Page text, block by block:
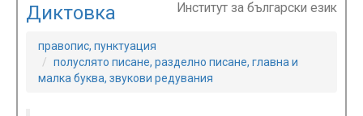
Диктовка Институт за български език
правопис, пунктуация
полуслято писане, разделно писане, главна и
малка буква, звукови редувания